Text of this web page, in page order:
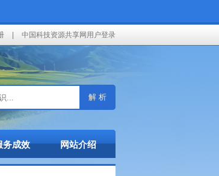
中国科技资源共享网用户登录
解 析
务成效 网站介绍